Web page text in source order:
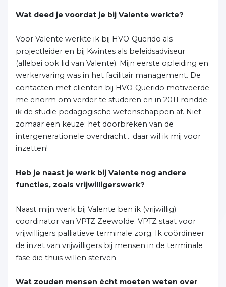
Wat deed je voordat je bij Valente werkte?
Voor Valente werkte ik bij HVO-Querido als
projectleider en bij Kwintes als beleidsadviseur
(allebei ook lid van Valente). Mijn eerste opleiding en
werkervaring was in het facilitair management. De
contacten met cliënten bij HVO-Querido motiveerde
me enorm om verder te studeren en in 2011 rondde
ik de studie pedagogische wetenschappen af. Niet
zomaar een keuze: het doorbreken van de
intergenerationele overdracht… daar wil ik mij voor
inzetten!
Heb je naast je werk bij Valente nog andere
functies, zoals vrijwilligerswerk?
Naast mijn werk bij Valente ben ik (vrijwillig)
coordinator van VPTZ Zeewolde. VPTZ staat voor
vrijwilligers palliatieve terminale zorg. Ik coördineer
de inzet van vrijwilligers bij mensen in de terminale
fase die thuis willen sterven.
Wat zouden mensen écht moeten weten over